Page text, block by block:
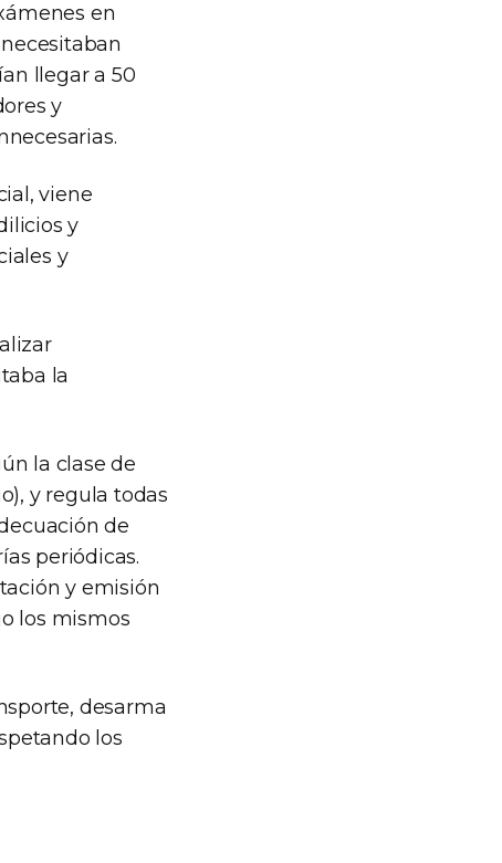
en
llegar a 50
y
viene
y
y
la
la clase de
y regula todas
de
periódicas.
y emisión
los mismos
desarma
los